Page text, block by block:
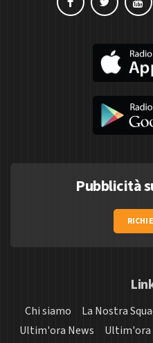
Pubblicità
Chi siamo La Nostra
Ultim'ora News
Ultim'ora